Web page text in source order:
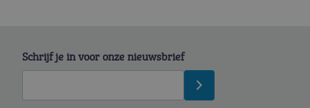
Schrijf je in voor onze nieuwsbrief